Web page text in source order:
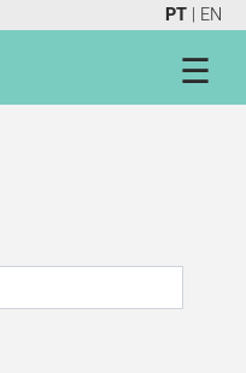
PT | EN
☰